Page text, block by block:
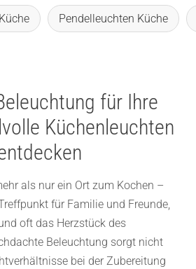
Pendelleuchten Küche
für Ihre
Küchenleuchten
als nur ein Ort zum Kochen –
für Familie und Freunde,
oft das Herzstück des
Beleuchtung sorgt nicht
bei der Zubereitung